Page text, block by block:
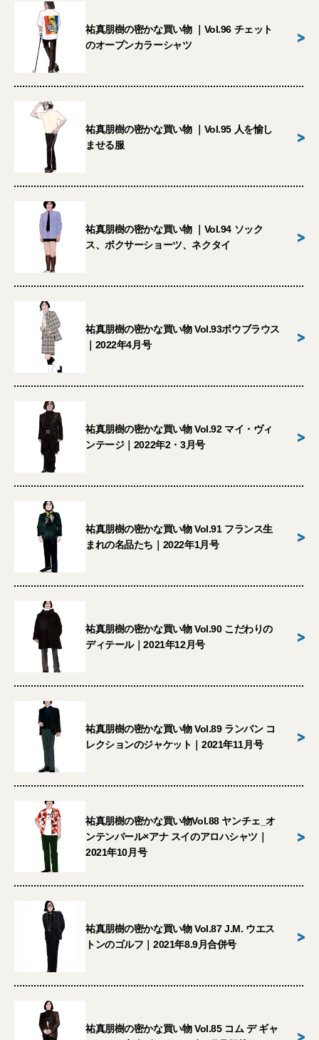
祐真朋樹の密かな買い物 ｜Vol.96 チェット
のオープンカラーシャツ
>
祐真朋樹の密かな買い物 ｜Vol.95 人を愉し
ませる服
>
祐真朋樹の密かな買い物 ｜Vol.94 ソック
ス、ボクサーショーツ、ネクタイ
>
祐真朋樹の密かな買い物 Vol.93ボウブラウス
｜2022年4月号
>
祐真朋樹の密かな買い物 Vol.92 マイ・ヴィ
ンテージ｜2022年2・3月号
>
祐真朋樹の密かな買い物 Vol.91 フランス生
まれの名品たち｜2022年1月号
>
祐真朋樹の密かな買い物 Vol.90 こだわりの
ディテール｜2021年12月号
>
祐真朋樹の密かな買い物 Vol.89 ランバン コ
レクションのジャケット｜2021年11月号
>
祐真朋樹の密かな買い物Vol.88 ヤンチェ_オ
ンテンバール×アナ スイのアロハシャツ｜
2021年10月号
>
祐真朋樹の密かな買い物 Vol.87 J.M. ウエス
トンのゴルフ｜2021年8.9月合併号
>
祐真朋樹の密かな買い物 Vol.85 コム デ ギャ